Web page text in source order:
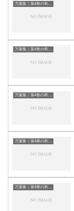
万葉集｜第4巻の和歌一覧
万葉集｜第4巻の和歌一覧
万葉集｜第4巻の和歌一覧
万葉集｜第4巻の和歌一覧
万葉集｜第4巻の和歌一覧